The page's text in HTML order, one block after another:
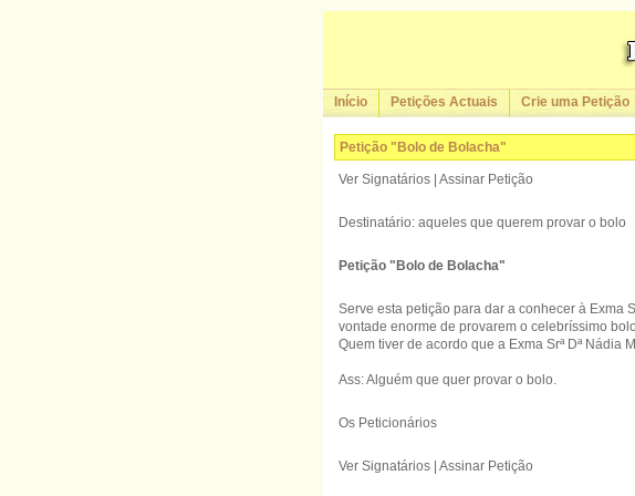
Início Petições Actuais Crie uma Petição
Petição "Bolo de Bolacha"
Ver Signatários | Assinar Petição
Destinatário: aqueles que querem provar o bolo
Petição "Bolo de Bolacha"
Serve esta petição para dar a conhecer à Exma
vontade enorme de provarem o celebríssimo
Quem tiver de acordo que a Exma Srª Dª Nádia
Ass: Alguém que quer provar o bolo.
Os Peticionários
Ver Signatários | Assinar Petição